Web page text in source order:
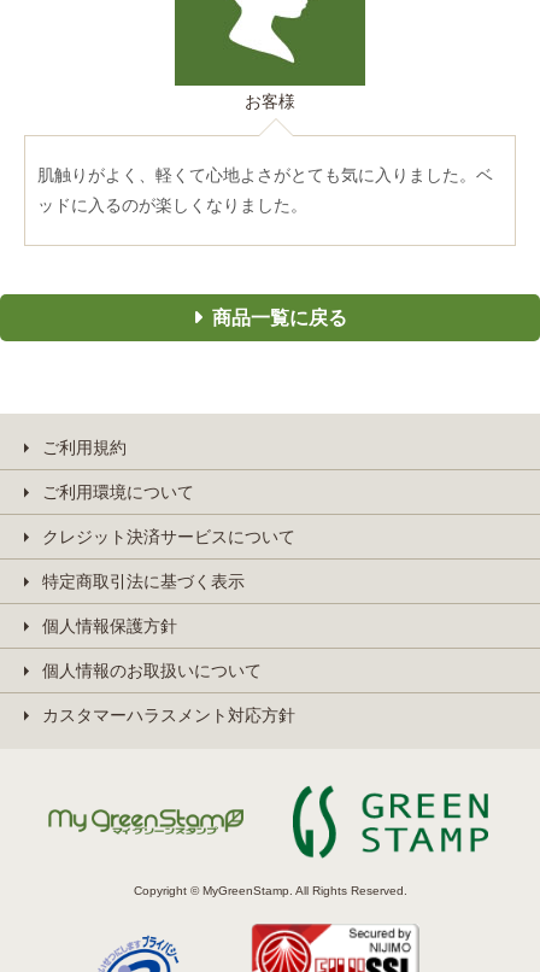
お客様
肌触りがよく、軽くて心地よさがとても気に入りました。ベ
ッドに入るのが楽しくなりました。
商品一覧に戻る
ご利用規約
ご利用環境について
クレジット決済サービスについて
特定商取引法に基づく表示
個人情報保護方針
個人情報のお取扱いについて
カスタマーハラスメント対応方針
Copyright © MyGreenStamp. All Rights Reserved.